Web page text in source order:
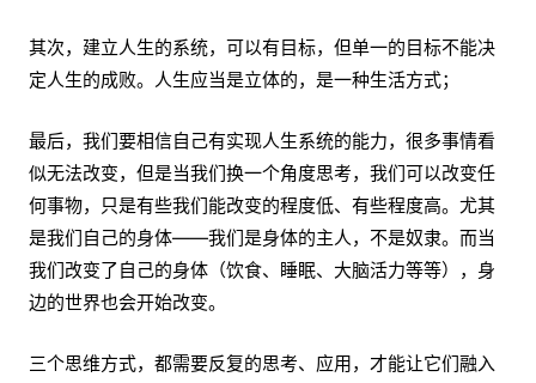
其次，建立人生的系统，可以有目标，但单一的目标不能决
定人生的成败。人生应当是立体的，是一种生活方式；
最后，我们要相信自己有实现人生系统的能力，很多事情看
似无法改变，但是当我们换一个角度思考，我们可以改变任
何事物，只是有些我们能改变的程度低、有些程度高。尤其
是我们自己的身体——我们是身体的主人，不是奴隶。而当
我们改变了自己的身体（饮食、睡眠、大脑活力等等），身
边的世界也会开始改变。
三个思维方式，都需要反复的思考、应用，才能让它们融入